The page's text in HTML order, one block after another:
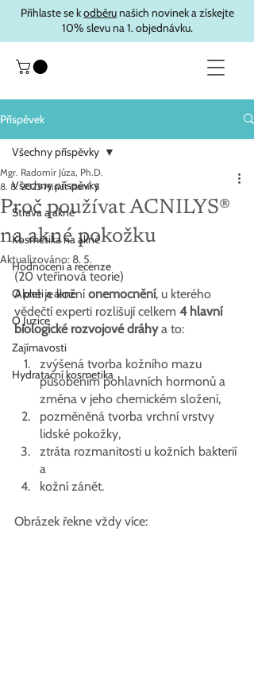
Přihlaste se kodběrunašich novinek a získejte
10% slevu na 1. objednávku.
Příspěvek
Všechny příspěvky
Strava a akné
Kosmetika na akné
Hodnocení a recenze
O pleti a akné
O Juzice
Zajímavosti
Hydratační kosmetika
Všechny příspěvky
Proč používat ACNILYS®
na akné pokožku
Mgr. Radomír Jůza, Ph.D.
8. 8. 2023 Minut čtení: 5
Aktualizováno: 8. 5.
(20 vteřinová teorie)
Akné je kožní onemocnění, u kterého
vědečtí experti rozlišují celkem 4 hlavní
biologické rozvojové dráhy a to:
zvýšená tvorba kožního mazu
působením pohlavních hormonů a
změna v jeho chemickém složení,
pozměněná tvorba vrchní vrstvy
lidské pokožky,
ztráta rozmanitosti u kožních bakterií
a
kožní zánět.
Obrázek řekne vždy více: